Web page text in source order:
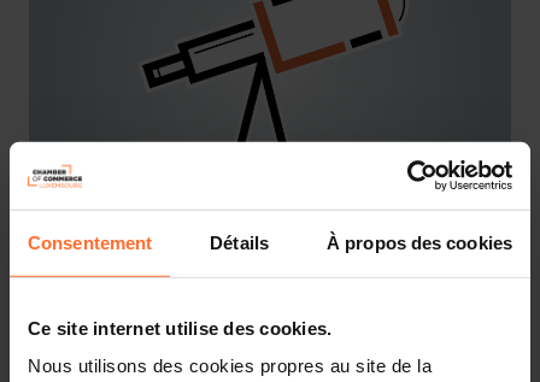
Consentement Détails À propos des cookies
Ce site internet utilise des cookies.
Nous utilisons des cookies propres au site de la
You are starting a business from scratch or buying an
existing one in Luxembourg? Let’s get guided by the
point of contact for entrepreneurs.